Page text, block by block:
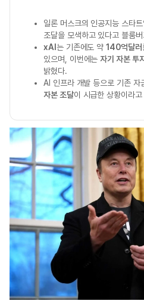
일론 머스크의 인공지능 스타트
조달을 모색하고 있다고 블룸
xAI 는 기존에도 약140억달러
있으며, 이번에는자기 자본 투
밝혔다.
AI 인프라 개발 등으로 기존 자
자본 조달이 시급한 상황이라